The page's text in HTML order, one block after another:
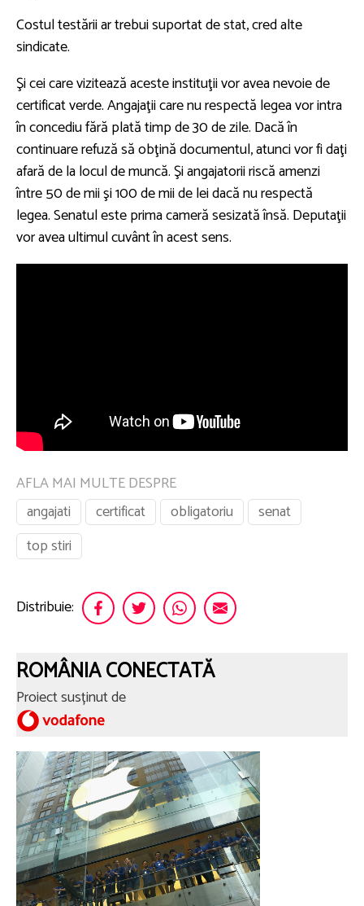
Costul testării ar trebui suportat de stat, cred alte
sindicate.
Şi cei care vizitează aceste instituţii vor avea nevoie de
certificat verde. Angajaţii care nu respectă legea vor intra
în concediu fără plată timp de 30 de zile. Dacă în
continuare refuză să obţină documentul, atunci vor fi daţi
afară de la locul de muncă. Şi angajatorii riscă amenzi
între 50 de mii şi 100 de mii de lei dacă nu respectă
legea. Senatul este prima cameră sesizată însă. Deputaţii
vor avea ultimul cuvânt în acest sens.
AFLA MAI MULTE DESPRE
angajati
certificat obligatoriu
senat
top stiri
Distribuie:
ROMÂNIA CONECTATĂ
Proiect susținut de